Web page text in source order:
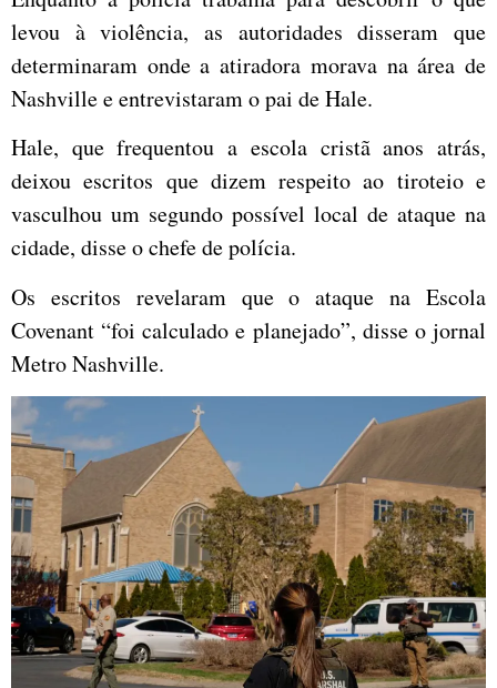
levou à violência, as autoridades disseram que
determinaram onde a atiradora morava na área de
Nashville e entrevistaram o pai de Hale.
Hale, que frequentou a escola cristã anos atrás,
deixou escritos que dizem respeito ao tiroteio e
vasculhou um segundo possível local de ataque na
cidade, disse o chefe de polícia.
Os escritos revelaram que o ataque na Escola
Covenant “foi calculado e planejado”, disse o jornal
Metro Nashville.